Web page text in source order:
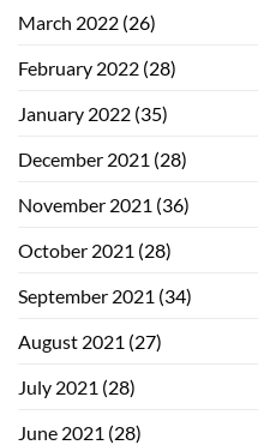
March 2022 (26)
February 2022 (28)
January 2022 (35)
December 2021 (28)
November 2021 (36)
October 2021 (28)
September 2021 (34)
August 2021 (27)
July 2021 (28)
June 2021 (28)